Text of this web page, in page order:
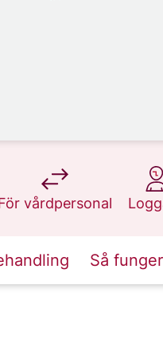
vårdpersonal
på 1177.se
på
Så